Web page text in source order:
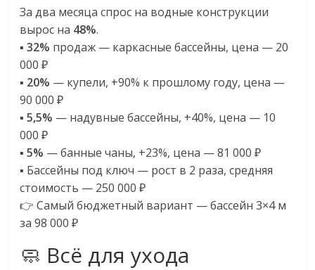
За два месяца спрос на водные конструкции
вырос на 48%.
▪️32% продаж — каркасные бассейны, цена — 20
000 ₽
▪️ 20% — купели, +90% к прошлому году, цена —
90 000 ₽
▪️5,5% — надувные бассейны, +40%, цена — 10
000 ₽
▪️5% — банные чаны, +23%, цена — 81 000 ₽
▪️ Бассейны под ключ — рост в 2 раза, средняя
стоимость — 250 000 ₽
👉 Самый бюджетный вариант — бассейн 3×4 м
за 98 000 ₽
🧼 Всё для ухода